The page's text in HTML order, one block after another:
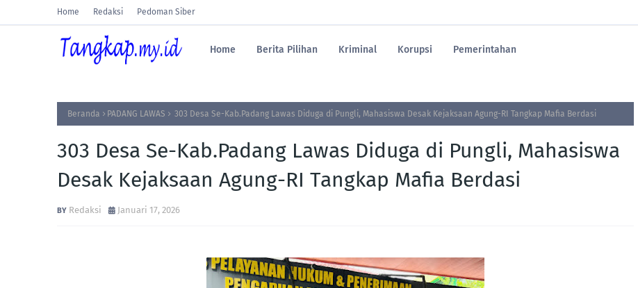
Home Redaksi Pedoman Siber
Home Berita Pilihan Kriminal Korupsi Pemerintahan
Beranda PADANG LAWAS 303 Desa Se-Kab.Padang Lawas Diduga di Pungli, Mahasiswa Desak Kejaksaan Agung-RI Tangkap Mafia Berdasi
303 Desa Se-Kab.Padang Lawas Diduga di Pungli, Mahasiswa
Desak Kejaksaan Agung-RI Tangkap Mafia Berdasi
Redaksi Januari 17, 2026